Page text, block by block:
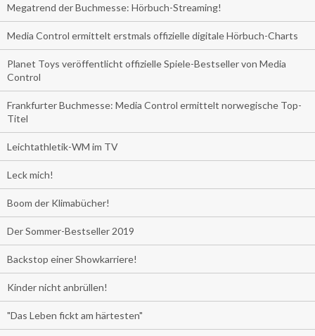
Megatrend der Buchmesse: Hörbuch-Streaming!
Media Control ermittelt erstmals offizielle digitale Hörbuch-Charts
Planet Toys veröffentlicht offizielle Spiele-Bestseller von Media
Control
Frankfurter Buchmesse: Media Control ermittelt norwegische Top-
Titel
Leichtathletik-WM im TV
Leck mich!
Boom der Klimabücher!
Der Sommer-Bestseller 2019
Backstop einer Showkarriere!
Kinder nicht anbrüllen!
"Das Leben fickt am härtesten"